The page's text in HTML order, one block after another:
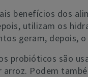
benefícios dos
utilizam os
geram, depois,
probióticos são
Podem